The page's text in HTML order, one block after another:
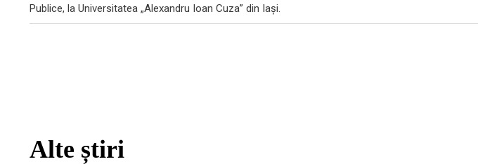
Publice, la Universitatea „Alexandru Ioan Cuza” din Iași.
Alte știri